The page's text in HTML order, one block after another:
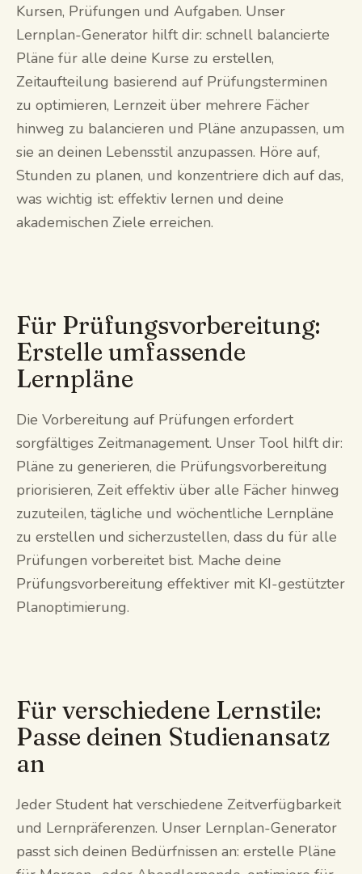
Kursen, Prüfungen und Aufgaben. Unser
Lernplan-Generator hilft dir: schnell balancierte
Pläne für alle deine Kurse zu erstellen,
Zeitaufteilung basierend auf Prüfungsterminen
zu optimieren, Lernzeit über mehrere Fächer
hinweg zu balancieren und Pläne anzupassen, um
sie an deinen Lebensstil anzupassen. Höre auf,
Stunden zu planen, und konzentriere dich auf das,
was wichtig ist: effektiv lernen und deine
akademischen Ziele erreichen.
Für Prüfungsvorbereitung:
Erstelle umfassende
Lernpläne
Die Vorbereitung auf Prüfungen erfordert
sorgfältiges Zeitmanagement. Unser Tool hilft dir:
Pläne zu generieren, die Prüfungsvorbereitung
priorisieren, Zeit effektiv über alle Fächer hinweg
zuzuteilen, tägliche und wöchentliche Lernpläne
zu erstellen und sicherzustellen, dass du für alle
Prüfungen vorbereitet bist. Mache deine
Prüfungsvorbereitung effektiver mit KI-gestützter
Planoptimierung.
Für verschiedene Lernstile:
Passe deinen Studienansatz
an
Jeder Student hat verschiedene Zeitverfügbarkeit
und Lernpräferenzen. Unser Lernplan-Generator
passt sich deinen Bedürfnissen an: erstelle Pläne